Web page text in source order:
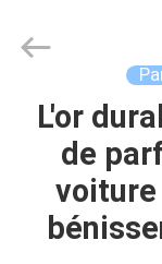
MAISON
PRODUITS
Products
Reserved.L'or
de
voiture